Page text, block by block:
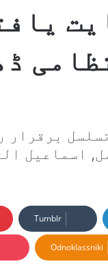
برقرار
اسماعیل
Tumblr
Odnoklassniki